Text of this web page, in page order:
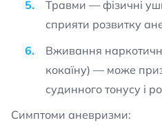
Травми — фізичні
сприяти розвитку
Вживання
кокаїну) — може
судинного тонусу і
Симптоми аневризми: